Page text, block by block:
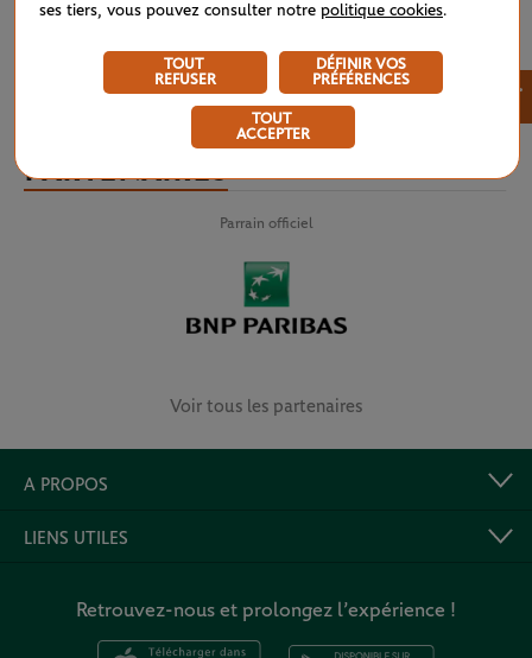
PARTENAIRES
Parrain officiel
Voir tous les partenaires
A PROPOS
LIENS UTILES
Retrouvez-nous et prolongez l’expérience !
ses tiers, vous pouvez consulter notre politique cookies.
TOUT
REFUSER
DÉFINIR VOS
PRÉFÉRENCES
TOUT
ACCEPTER